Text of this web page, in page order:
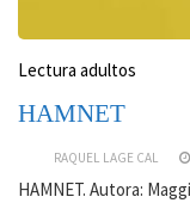
Lectura adultos
HAMNET
RAQUEL LAGE CAL
HAMNET. Autora: